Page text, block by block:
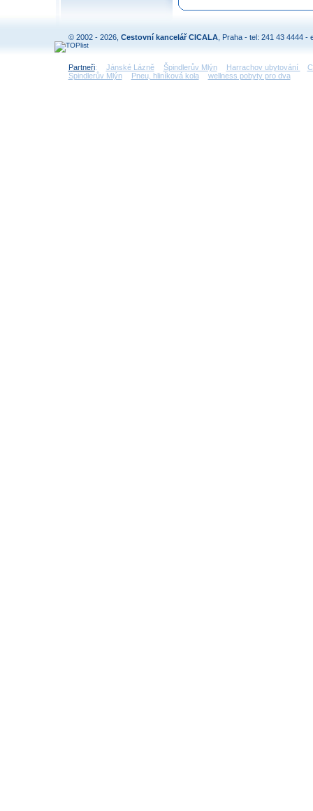
© 2002 - 2026, Cestovní kancelář CICALA, Praha - tel: 241 43 4444 -
Partneři: Jánské Lázně Špindlerův Mlýn Harrachov ubytování
Špindlerův Mlýn
Pneu, hliníková kola wellness pobyty pro dva